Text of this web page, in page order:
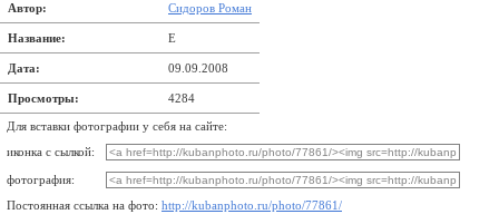
Автор: Сидоров Роман
Название: E
Дата: 09.09.2008
Просмотры: 4284
Для вставки фотографии у себя на сайте:
иконка с сылкой:
фотография:
Постоянная ссылка на фото: http://kubanphoto.ru/photo/77861/